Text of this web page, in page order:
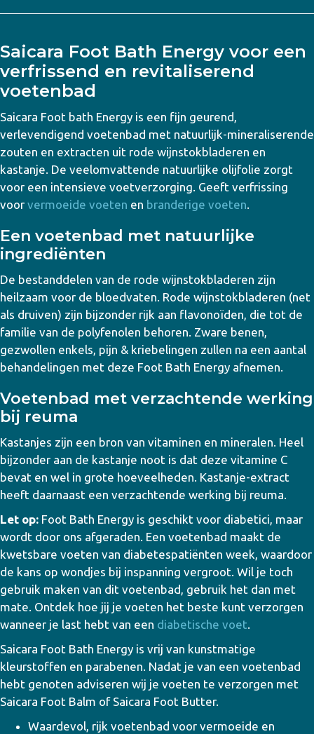
Saicara Foot Bath Energy voor een
verfrissend en revitaliserend
voetenbad
Saicara Foot bath Energy is een fijn geurend,
verlevendigend voetenbad met natuurlijk-mineraliserende
zouten en extracten uit rode wijnstokbladeren en
kastanje. De veelomvattende natuurlijke olijfolie zorgt
voor een intensieve voetverzorging. Geeft verfrissing
voor vermoeide voeten en branderige voeten.
Een voetenbad met natuurlijke
ingrediënten
De bestanddelen van de rode wijnstokbladeren zijn
heilzaam voor de bloedvaten. Rode wijnstokbladeren (net
als druiven) zijn bijzonder rijk aan flavonoïden, die tot de
familie van de polyfenolen behoren. Zware benen,
gezwollen enkels, pijn & kriebelingen zullen na een aantal
behandelingen met deze Foot Bath Energy afnemen.
Voetenbad met verzachtende werking
bij reuma
Kastanjes zijn een bron van vitaminen en mineralen. Heel
bijzonder aan de kastanje noot is dat deze vitamine C
bevat en wel in grote hoeveelheden. Kastanje-extract
heeft daarnaast een verzachtende werking bij reuma.
Let op: Foot Bath Energy is geschikt voor diabetici, maar
wordt door ons afgeraden. Een voetenbad maakt de
kwetsbare voeten van diabetespatiënten week, waardoor
de kans op wondjes bij inspanning vergroot. Wil je toch
gebruik maken van dit voetenbad, gebruik het dan met
mate. Ontdek hoe jij je voeten het beste kunt verzorgen
wanneer je last hebt van een diabetische voet.
Saicara Foot Bath Energy is vrij van kunstmatige
kleurstoffen en parabenen. Nadat je van een voetenbad
hebt genoten adviseren wij je voeten te verzorgen met
Saicara Foot Balm of Saicara Foot Butter.
Waardevol, rijk voetenbad voor vermoeide en